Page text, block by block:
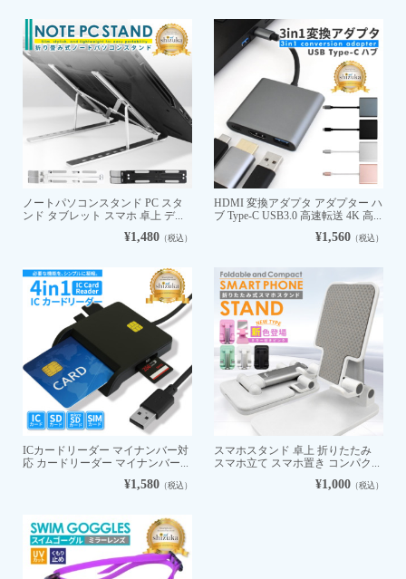
ノートパソコンスタンド PC スタ
ンド タブレット スマホ 卓上 デ...
¥1,480（税込）
HDMI 変換アダプタ アダプター ハ
ブ Type-C USB3.0 高速転送 4K 高...
¥1,560 （税込）
ICカードリーダー マイナンバー対
応 カードリーダー マイナンバー...
¥1,580（税込）
スマホスタンド 卓上 折りたたみ
スマホ立て スマホ置き コンパク...
¥1,000 （税込）